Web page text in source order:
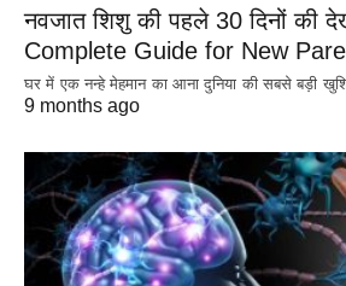
नवजात शिशु की पहले 30 दिनों की
Complete Guide for New
घर में एक नन्हे मेहमान का आना दुनिया की सबसे बड़ी
9 months ago